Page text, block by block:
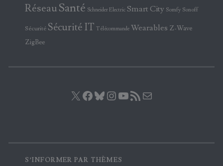
RéseauSanté Schneider Electric Smart City Somfy Sonoff
Sécurité Sécurité IT Télécommande Wearables Z-Wave
ZigBee
X Facebook
Bluesky
Instagram
YouTube
Flux RSS
S’INFORMER PAR THÈMES